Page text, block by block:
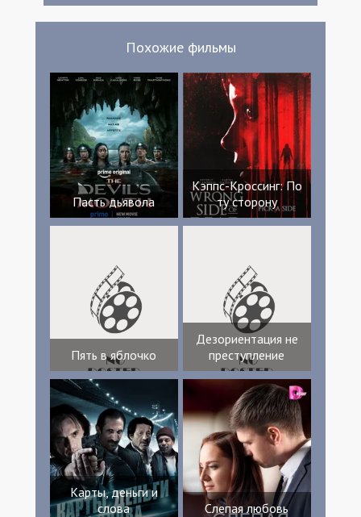
Похожие фильмы
Пасть дьявола
Кэппс-Кроссинг: По
ту сторону
Пять в яблочко
Дезориентация не
преступление
Карты, деньги и
слова
Слепая любовь